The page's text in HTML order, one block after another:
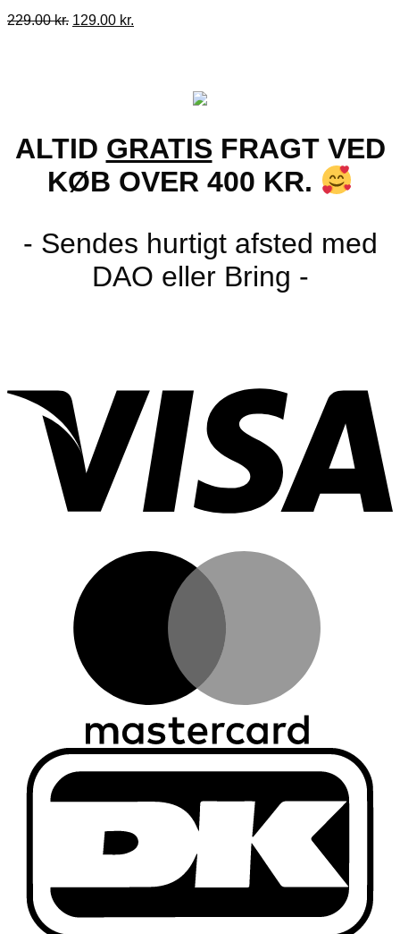
229.00kr. Den
129.00 kr.
ALTID GRATIS FRAGT VED
KØB OVER 400 KR.
- Sendes hurtigt afsted med
DAO eller Bring -